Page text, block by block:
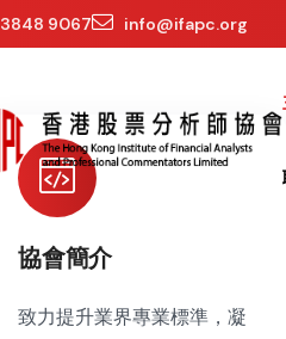
3848 9067 info@ifapc.org
協會簡介
致力提升業界專業標準，凝